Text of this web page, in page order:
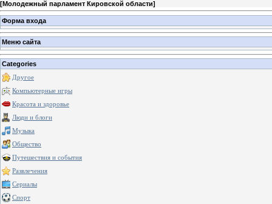
[Молодежный парламент Кировской области]
Форма входа
Меню сайта
Categories
Другое
Компьютерные игры
Красота и здоровье
Люди и блоги
Музыка
Общество
Путешествия и события
Развлечения
Сериалы
Спорт